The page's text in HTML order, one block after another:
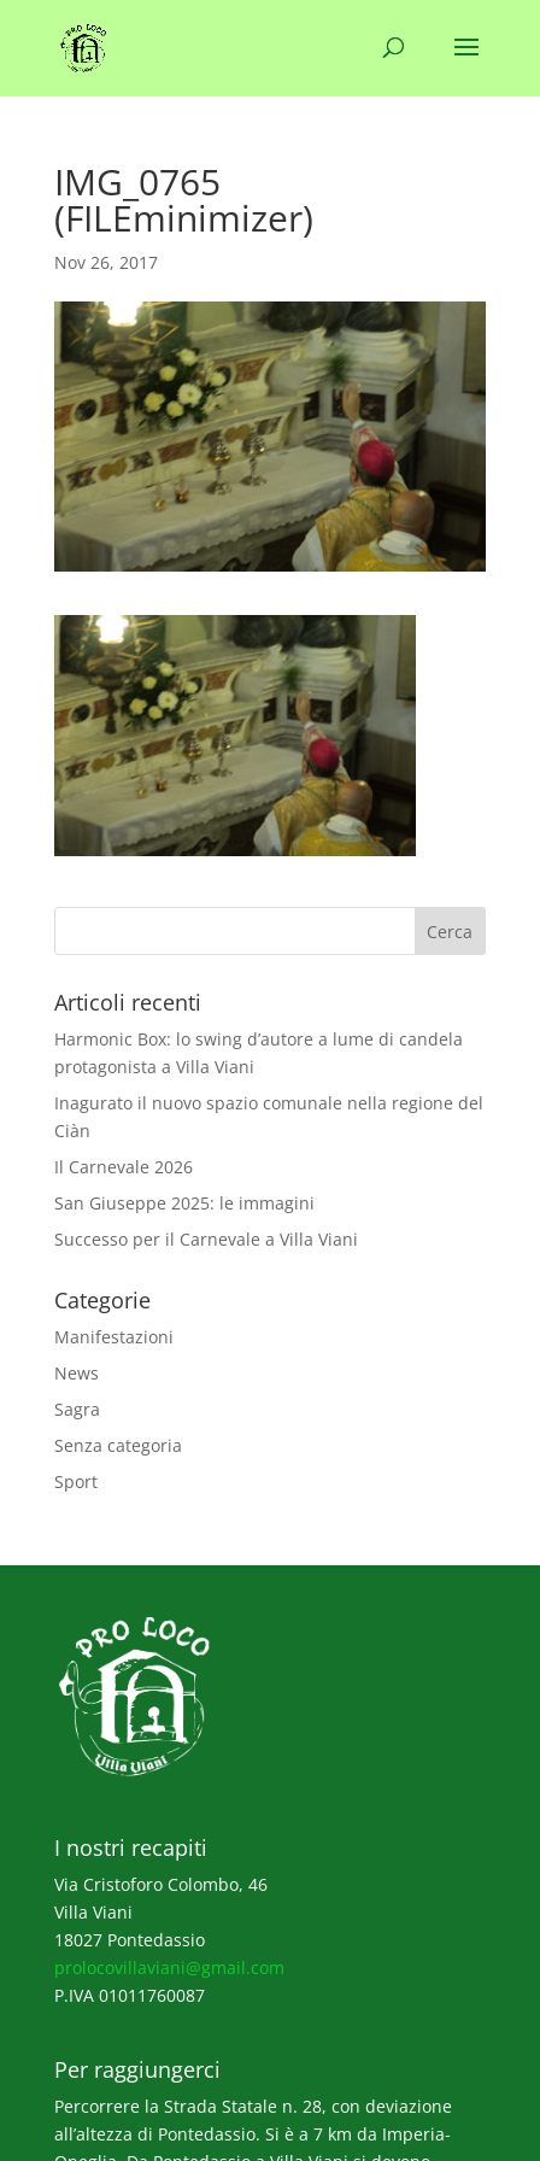
IMG_0765
(FILEminimizer)
Nov 26, 2017
Articoli recenti
Harmonic Box: lo swing d’autore a lume di candela
protagonista a Villa Viani
Inagurato il nuovo spazio comunale nella regione del
Ciàn
Il Carnevale 2026
San Giuseppe 2025: le immagini
Successo per il Carnevale a Villa Viani
Categorie
Manifestazioni
News
Sagra
Senza categoria
Sport
I nostri recapiti
Via Cristoforo Colombo, 46
Villa Viani
18027 Pontedassio
prolocovillaviani@gmail.com
P.IVA 01011760087
Per raggiungerci
Percorrere la Strada Statale n. 28, con deviazione
all’altezza di Pontedassio. Si è a 7 km da Imperia-